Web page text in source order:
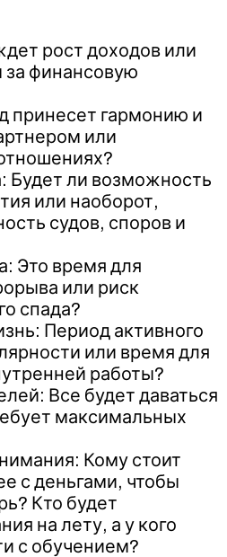
рост доходов или
финансовую
принесет гармонию и
или
Будет ли возможность
или наоборот,
судов, споров и
Это время для
или риск
спада?
Период активного
или время для
работы?
Все будет даваться
максимальных
Кому стоит
с деньгами, чтобы
Кто будет
на лету, а у кого
с обучением?